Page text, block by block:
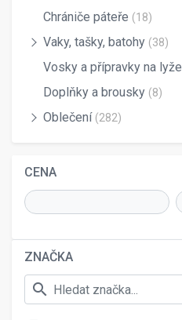
Chrániče páteře (18)
Vaky, tašky, batohy (38)
Vosky a přípravky na lyže
Doplňky a brousky (8)
Oblečení (282)
CENA
ZNAČKA
search